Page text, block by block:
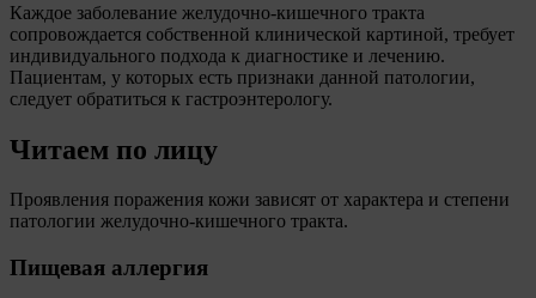
Каждое заболевание желудочно-кишечного тракта
сопровождается собственной клинической картиной, требует
индивидуального подхода к диагностике и лечению.
Пациентам, у которых есть признаки данной патологии,
следует обратиться к гастроэнтерологу.
Читаем по лицу
Проявления поражения кожи зависят от характера и степени
патологии желудочно-кишечного тракта.
Пищевая аллергия